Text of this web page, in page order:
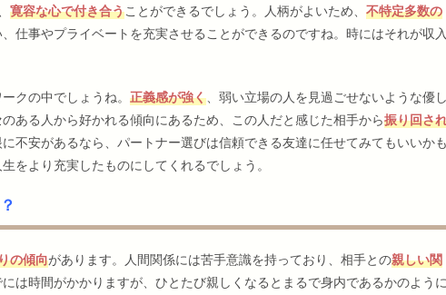
寛容な心で付き合うことができるでしょう。人柄がよいため、 不特定多数の
仕事やプライベートを充実させることができるのですね。時にはそれが収入
クの中でしょうね。 正義感が強く 、弱い立場の人を見過ごせないような優し
ある人から好かれる傾向にあるため、この人だと感じた相手から振り回さ
不安があるなら、パートナー選びは信頼できる友達に任せてみてもいいかも
をより充実したものにしてくれるでしょう。
の傾向があります。人間関係には苦手意識を持っており、相手との親しい関
は時間がかかりますが、ひとたび親しくなるとまるで身内であるかのように